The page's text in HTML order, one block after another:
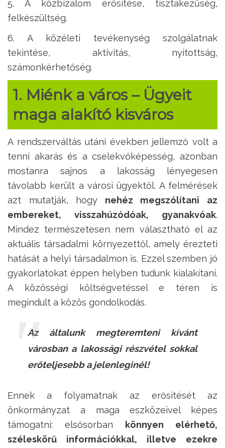
5. A közbizalom erősítése, tisztakezűség,
felkészültség.
6. A közéleti tevékenység szolgálatnak
tekintése, aktivitás, nyitottság,
számonkérhetőség.
1. Miénk a város– Ügyeit
maga alakító kisváros
A rendszerváltás utáni években jellemző volt a
tenni akarás és a cselekvőképesség, azonban
mostanra sajnos a lakosság lényegesen
távolabb került a városi ügyektől. A felmérések
azt mutatják, hogy nehéz megszólítani az
embereket, visszahúzódóak, gyanakvóak.
Mindez természetesen nem választható el az
aktuális társadalmi környezettől, amely érezteti
hatását a helyi társadalmon is. Ezzel szemben jó
gyakorlatokat éppen helyben tudunk kialakítani.
A közösségi költségvetéssel e téren is
megindult a közös gondolkodás.
Az általunk megteremteni kívánt
városban a lakossági részvétel sokkal
erőteljesebb a jelenleginél!
Ennek a folyamatnak az erősítését az
önkormányzat a maga eszközeivel képes
támogatni: elsősorban
könnyen elérhető,
széleskörű információkkal, illetve ezekre